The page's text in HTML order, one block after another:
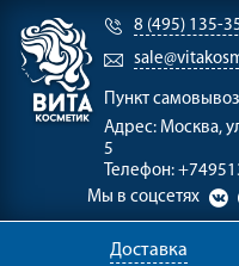
8 (495) 135-
Пункт
Адрес: Москва,
5
Телефон:
Мы в соцсетях
Доставка